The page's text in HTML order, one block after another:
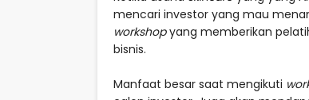
mencari investor yang mau
workshopyang memberikan
bisnis.
Manfaat besar saat mengikuti